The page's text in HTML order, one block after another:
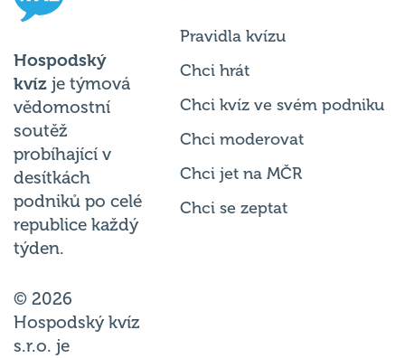
Hospodský
kvíz je týmová
vědomostní
soutěž
probíhající v
desítkách
podniků po celé
republice každý
týden.
© 2026
Hospodský kvíz
s.r.o. je
Pravidla kvízu
Chci hrát
Chci kvíz ve svém podniku
Chci moderovat
Chci jet na MČR
Chci se zeptat